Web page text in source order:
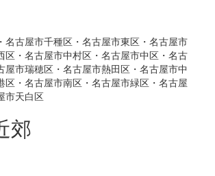
名古屋市千種区・名古屋市東区・名古屋市
区・名古屋市中村区・名古屋市中区・名古
屋市瑞穂区・名古屋市熱田区・名古屋市中
区・名古屋市南区・名古屋市緑区・名古屋
市天白区
郊